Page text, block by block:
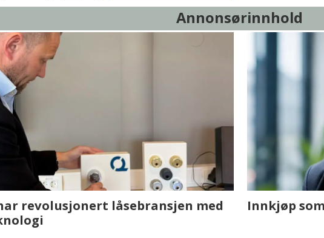
Annonsørinnhold
eiendomsbransjen med AI. Slik
Hvordan